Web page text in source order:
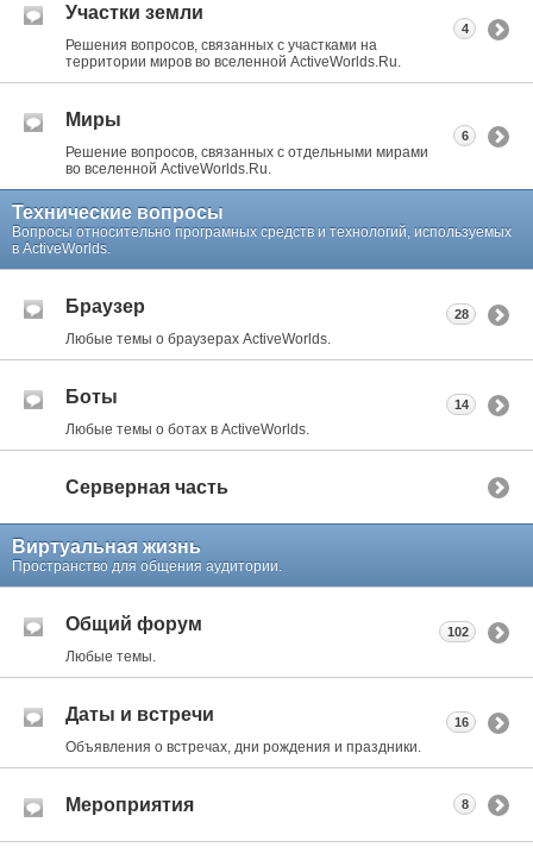
Участки земли
Решения вопросов, связанных с участками на
территории миров во вселенной ActiveWorlds.Ru.
4
Миры
Решение вопросов, связанных с отдельными мирами
во вселенной ActiveWorlds.Ru.
6
Технические вопросы
Вопросы относительно програмных средств и технологий, используемых
в ActiveWorlds.
Браузер
Любые темы о браузерах ActiveWorlds.
28
Боты
Любые темы о ботах в ActiveWorlds.
14
Серверная часть
Виртуальная жизнь
Пространство для общения аудитории.
Общий форум
Любые темы.
102
Даты и встречи
Объявления о встречах, дни рождения и праздники.
16
Мероприятия 8